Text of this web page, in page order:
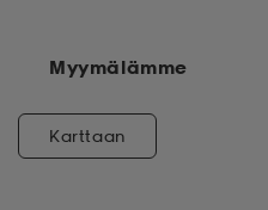
Myymälämme
Karttaan